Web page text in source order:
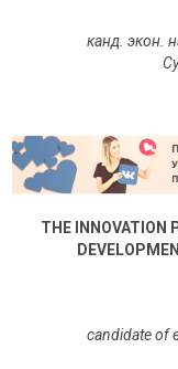
канд. экон.
THE INNOVATION
candidate of